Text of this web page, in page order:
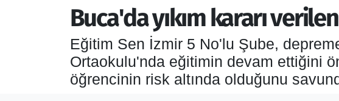
Buca'da yıkım kararı
Eğitim Sen İzmir 5 No'lu Şube,
Ortaokulu'nda eğitimin devam ettiğini
öğrencinin risk altında olduğunu
EKONOMİ
SİYASET
İzmir Trafik Yoğunluk Haritası
Puan Durumu ve Fikstür
Tüm Manşetler